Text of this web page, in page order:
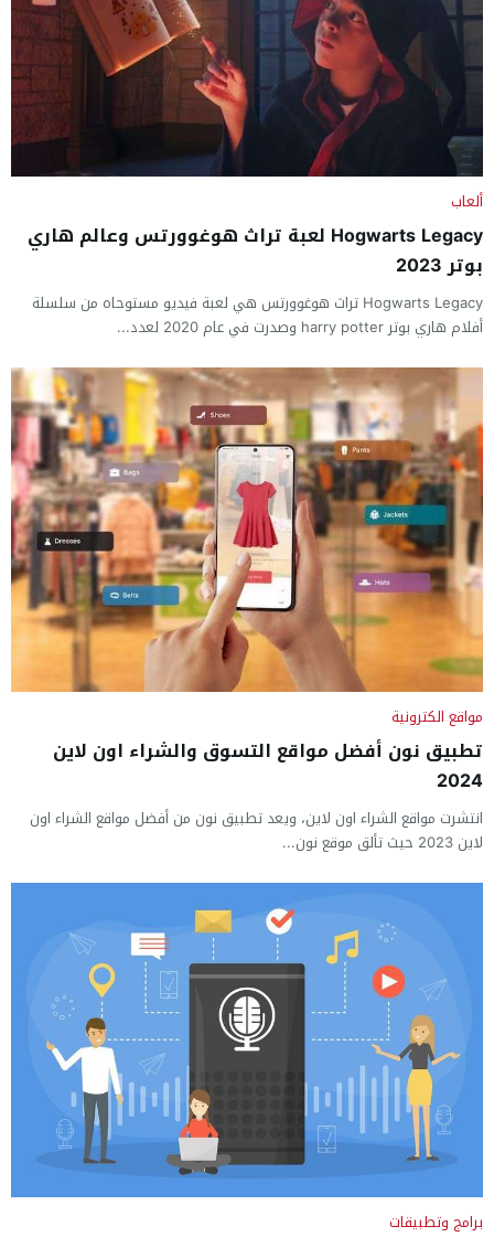
ألعاب
Hogwarts Legacy لعبة تراث هوغوورتس وعالم هاري
بوتر 2023
Hogwarts Legacy تراث هوغوورتس هي لعبة فيديو مستوحاه من سلسلة
أفلام هاري بوتر harry potter وصدرت في عام 2020 لعدد...
مواقع الكترونية
تطبيق نون أفضل مواقع التسوق والشراء اون لاين
2024
انتشرت مواقع الشراء اون لاين، ويعد تطبيق نون من أفضل مواقع الشراء اون
لاين 2023 حيث تألق موقع نون...
برامج وتطبيقات